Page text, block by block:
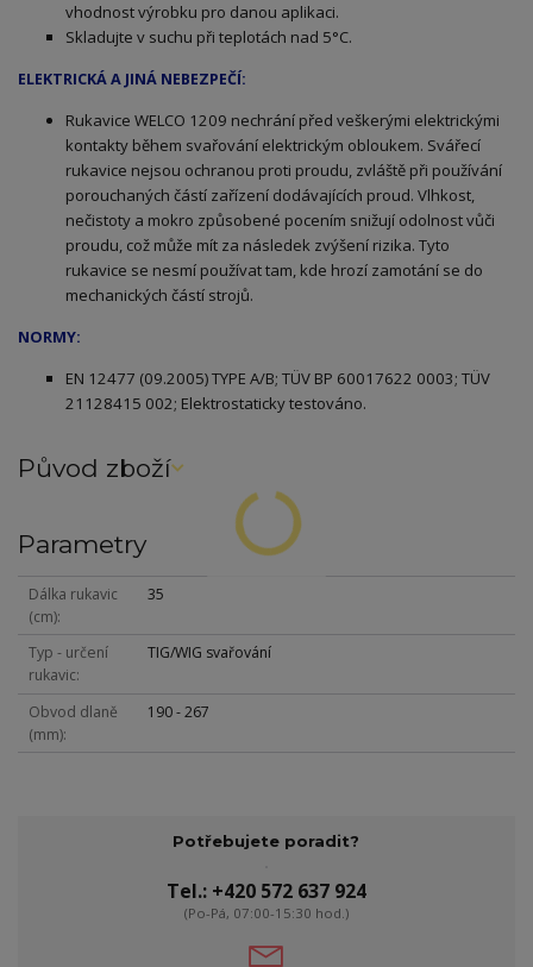
vhodnost výrobku pro danou aplikaci.
Skladujte v suchu při teplotách nad 5°C.
ELEKTRICKÁ A JINÁ NEBEZPEČÍ:
Rukavice WELCO 1209 nechrání před veškerými elektrickými
kontakty během svařování elektrickým obloukem. Svářecí
rukavice nejsou ochranou proti proudu, zvláště při používání
porouchaných částí zařízení dodávajících proud. Vlhkost,
nečistoty a mokro způsobené pocením snižují odolnost vůči
proudu, což může mít za následek zvýšení rizika. Tyto
rukavice se nesmí používat tam, kde hrozí zamotání se do
mechanických částí strojů.
NORMY:
EN 12477 (09.2005) TYPE A/B; TÜV BP 60017622 0003; TÜV
21128415 002; Elektrostaticky testováno.
Původ zboží
Parametry
Dálka rukavic
(cm)
35
Typ - určení
rukavic
TIG/WIG svařování
Obvod dlaně
(mm)
190 - 267
Potřebujete poradit?
Tel.: +420 572 637 924
(Po-Pá, 07:00-15:30 hod.)